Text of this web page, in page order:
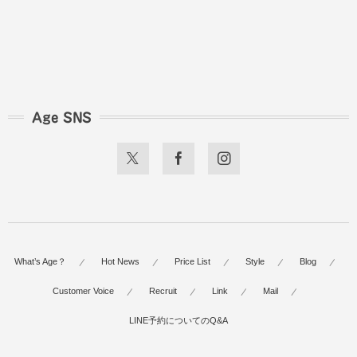
Age SNS
What’s Age？ Hot News Price List Style Blog
Customer Voice Recruit Link Mail
LINE予約についてのQ&A